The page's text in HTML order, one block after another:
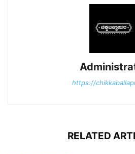
https://
RELATED